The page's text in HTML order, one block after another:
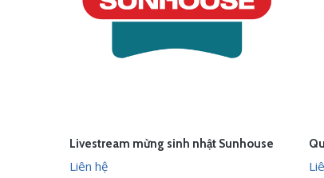
LIÊN HỆ XEM NHANH
Livestream mừng sinh nhật Sunhouse
Liên hệ